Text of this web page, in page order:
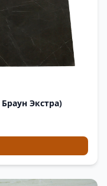
Экстра)